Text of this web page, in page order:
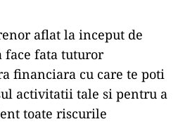
aflat la inceput de
face fata tuturor
financiara cu care te poti
activitatii tale si pentru a
toate riscurile